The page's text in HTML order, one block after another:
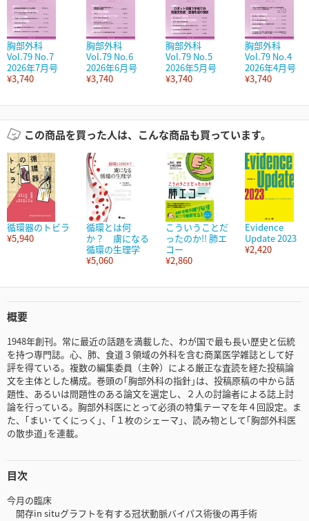
胸部外科
Vol.79 No.7
2026年7月号
¥3,740
胸部外科
Vol.79 No.6
2026年6月号
¥3,740
胸部外科
Vol.79 No.5
2026年5月号
¥3,740
胸部外科
Vol.79 No.4
2026年4月号
¥3,740
この商品を買った人は、こんな商品も買っています。
循環器のトビラ
¥5,940
循環とは何
か？ 虜になる
循環の生理学
¥5,060
こういうことだ
ったのか!! 肺エ
コー
¥2,860
Evidence
Update 2023
¥2,420
概要
1948年創刊。常に最近の話題を満載した、わが国で最も長い歴史と伝統
を持つ専門誌。心、肺、食道３領域の外科を含む商業医学雑誌として好
評を得ている。複数の編集委員（主幹）による厳正な査読を経た投稿論
文を主体とした構成。巻頭の｢胸部外科の指針｣は、投稿原稿の中から話
題性、あるいは問題性のある論文を選定し、２人の討論者による誌上討
論を行っている。胸部外科医にとって必須の特集テーマを年４回設定。ま
た、｢まい･てくにっく｣、｢１枚のシェーマ｣、読み物として｢胸部外科医
の散歩道｣を連載。
目次
今月の臨床
開存in situグラフトを有する冠状動脈バイパス術後の再手術